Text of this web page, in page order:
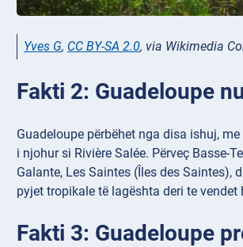
Yves G, CC BY-SA 2.0, via Wikimedia
Fakti 2: Guadeloupe
Guadeloupe përbëhet nga disa ishuj,
i njohur si Rivière Salée. Përveç Basse-
Galante, Les Saintes (Îles des Saintes),
pyjet tropikale të lagështa deri te
Fakti 3: Guadeloupe